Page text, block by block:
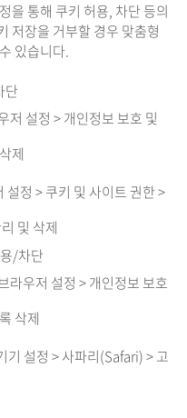
을 통해 쿠키 허용, 차단 등의
저장을 거부할 경우 맞춤형
있습니다.
단
설정 > 개인정보 보호 및
제
정 > 쿠키 및 사이트 권한 >
및 삭제
/차단
라우저 설정 > 개인정보 보호
삭제
기 설정 > 사파리(Safari) > 고